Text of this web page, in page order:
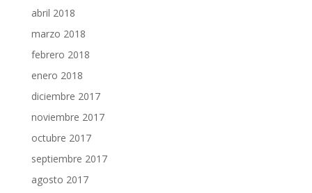
abril 2018
marzo 2018
febrero 2018
enero 2018
diciembre 2017
noviembre 2017
octubre 2017
septiembre 2017
agosto 2017